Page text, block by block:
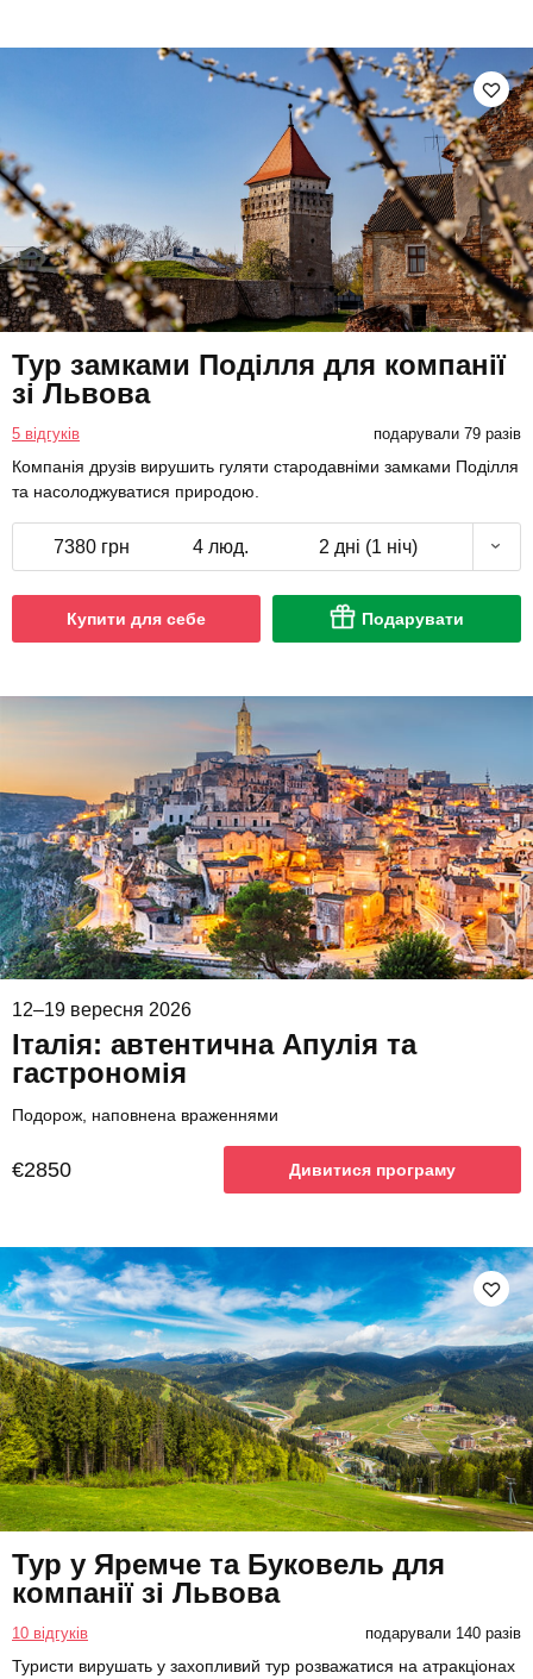
Тур замками Поділля для компанії
зі Львова
5 відгуків подарували 79 разів
Компанія друзів вирушить гуляти стародавніми замками Поділля
та насолоджуватися природою.
7380 грн 4 люд. 2 дні (1 ніч)
Купити для себе Подарувати
12–19 вересня 2026
Італія: автентична Апулія та
гастрономія
Подорож, наповнена враженнями
€2850 Дивитися програму
Тур у Яремче та Буковель для
компанії зі Львова
10 відгуків подарували 140 разів
Туристи вирушать у захопливий тур розважатися на атракціонах